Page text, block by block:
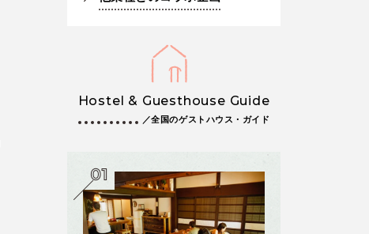
Hostel & Guesthouse Guide
／全国のゲストハウス・ガイド